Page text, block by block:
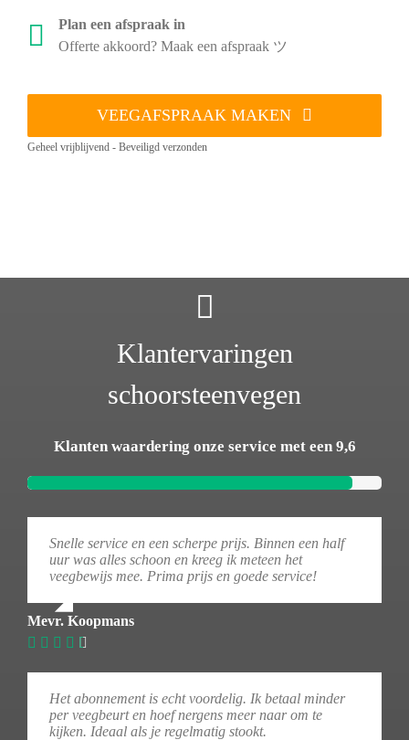
Plan een afspraak in
Offerte akkoord? Maak een afspraak ツ
VEEGAFSPRAAK MAKEN
Geheel vrijblijvend - Beveiligd verzonden
Klantervaringen
schoorsteenvegen
Klanten waardering onze service met een 9,6
Snelle service en een scherpe prijs. Binnen een half
uur was alles schoon en kreeg ik meteen het
veegbewijs mee. Prima prijs en goede service!
Mevr. Koopmans
Het abonnement is echt voordelig. Ik betaal minder
per veegbeurt en hoef nergens meer naar om te
kijken. Ideaal als je regelmatig stookt.